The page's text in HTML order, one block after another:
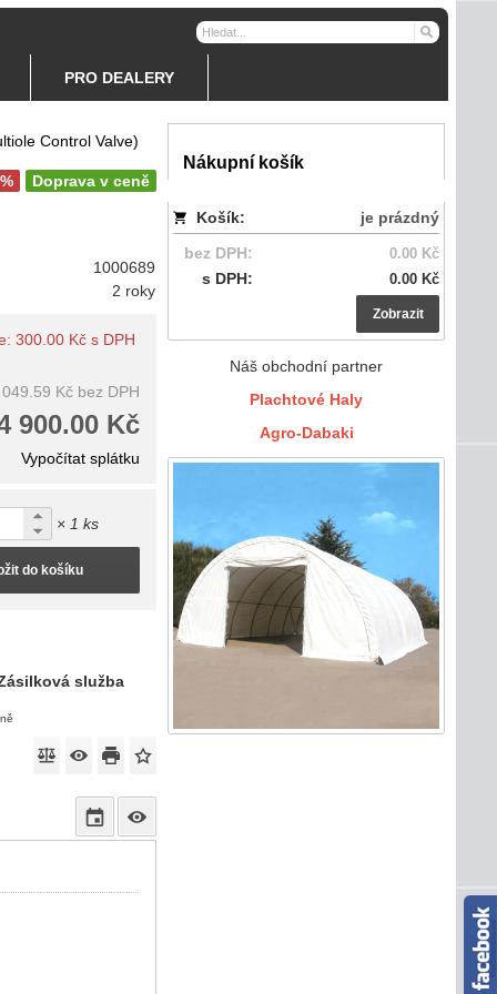
PRO DEALERY
Nákupní košík
Košík:
je prázdný
bez DPH:
0.00 Kč
s DPH: 0.00 Kč
Zobrazit
Náš obchodní partner
Plachtové Haly
Agro-Dabaki
Control Valve)
Doprava v ceně
1000689
2 roky
300.00 Kč s DPH
Kč bez DPH
900.00 Kč
Vypočítat splátku
× 1 ks
do košíku
služba